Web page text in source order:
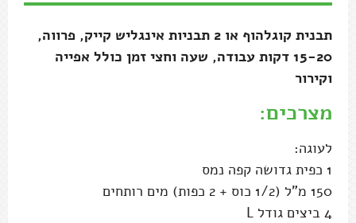
תבנית קוגלהוף או 2 תבניות אינגליש קייק, פרווה,
15-20 דקות עבודה, שעה וחצי זמן כולל אפייה
וקירור
מצרכים:
לעוגה:
1 כפית גדושה קפה נמס
150 מ"ל (1/2 כוס + 2 כפות) מים רותחים
4 ביצים גודל L